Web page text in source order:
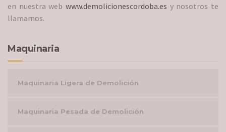
en nuestra web www.demolicionescordoba.es y nosotros te
llamamos.
Maquinaria
Maquinaria Ligera de Demolición
Maquinaria Pesada de Demolición